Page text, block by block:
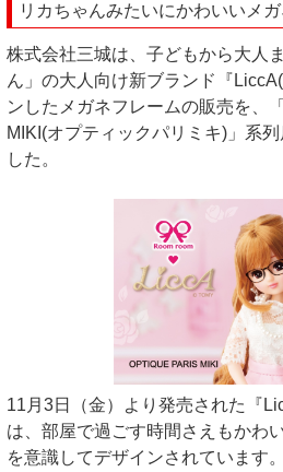
リカちゃんみたいにかわいいメ
株式会社三城は、子どもから大人
ん」の大人向け新ブランド『
ンしたメガネフレームの販売を、
MIKI(オプティックパリミキ)」系
した。
11月3日（金）より発売された『
は、部屋で過ごす時間さえもかわ
を意識してデザインされています。